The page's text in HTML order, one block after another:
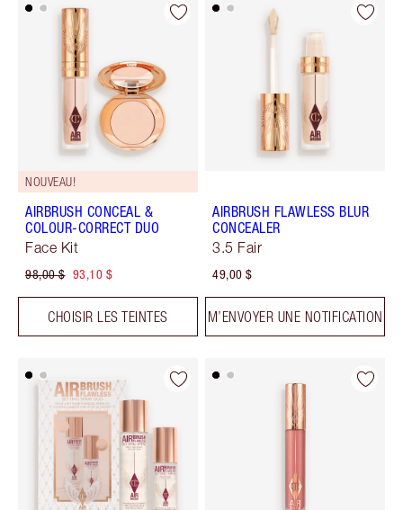
NOUVEAU!
AIRBRUSH CONCEAL &
COLOUR-CORRECT DUO
Face Kit
98,00 $ 93,10 $
CHOISIR LES TEINTES
AIRBRUSH FLAWLESS BLUR
CONCEALER
3.5 Fair
49,00 $
M’ENVOYER UNE NOTIFICATION